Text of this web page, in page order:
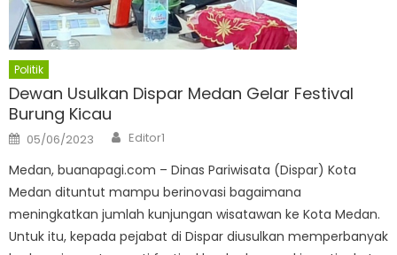
Politik
Dewan Usulkan Dispar Medan Gelar Festival
Burung Kicau
Posted
on
05/06/2023 Author
Editor1
Medan, buanapagi.com – Dinas Pariwisata (Dispar) Kota
Medan dituntut mampu berinovasi bagaimana
meningkatkan jumlah kunjungan wisatawan ke Kota Medan.
Untuk itu, kepada pejabat di Dispar diusulkan memperbanyak